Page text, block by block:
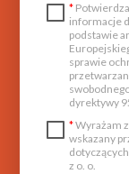
*
informacje
podstawie
sprawie
dyrektywy
*Wyrażam
wskazany
z o. o.